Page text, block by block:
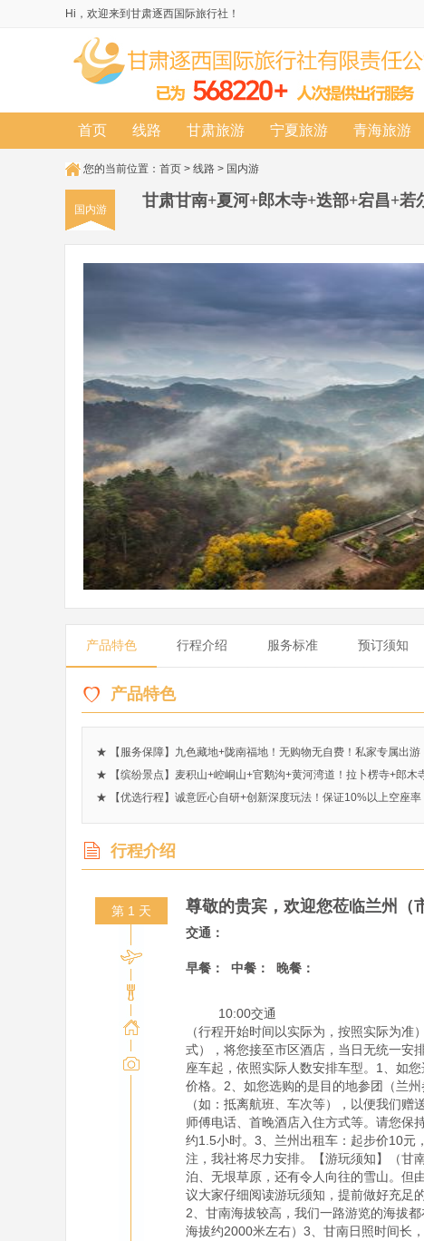
Hi，欢迎来到甘肃逐西国际旅行社！
首页 线路 甘肃旅游 宁夏旅游 青海旅游
您的当前位置： 首页 > 线路 > 国内游
国内游 甘肃甘南+夏河+郎木寺+迭部+宕昌+
产品特色 行程介绍 服务标准 预订须知
产品特色
★ 【服务保障】九色藏地+陇南福地！无购物无自费！私家专属出游
★ 【缤纷景点】麦积山+崆峒山+官鹅沟+黄河湾道！拉卜楞寺+郎木
★ 【优选行程】诚意匠心自研+创新深度玩法！保证10%以上空座率
行程介绍
第 1 天 尊敬的贵宾，欢迎您莅临兰州（
交通：
早餐： 中餐： 晚餐：
（行程开始时间以实际为，按照实际为
式），将您接至市区酒店，当日无统一安
座车起，依照实际人数安排车型。1、如
价格。2、如您选购的是目的地参团（兰
（如：抵离航班、车次等），以便我们
师傅电话、首晚酒店入住方式等。请您保
约1.5小时。3、兰州出租车：起步价10元
注，我社将尽力安排。【游玩须知】（甘
泊、无垠草原，还有令人向往的雪山。但
议大家仔细阅读游玩须知，提前做好充足
2、甘南海拔较高，我们一路游览的海拔
海拔约2000米左右）3、甘南日照时间长